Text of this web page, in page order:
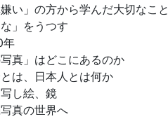
い」の方から学んだ大切なこと
」をうつす
真」はどこにあるのか
は、日本人とは何か
し絵、鏡
真の世界へ